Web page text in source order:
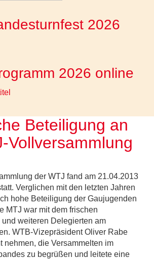
2026
2026 online
Beteiligung an
Vollversammlung
der WTJ fand am 21.04.2013
Verglichen mit den letzten Jahren
hohe Beteiligung der Gaujugenden
MTJ war mit dem frischen
weiteren Delegierten am
WTB-Vizepräsident Oliver Rabe
nehmen, die Versammelten im
zu begrüßen und leitete eine